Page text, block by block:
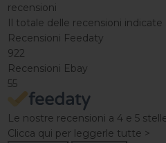
recensioni
Il totale delle recensioni indicate
Recensioni Feedaty
922
Recensioni Ebay
55
Le nostre recensioni a 4 e 5
Clicca qui per leggerle tutte >